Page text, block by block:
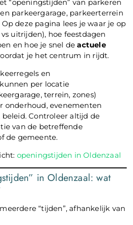
“openingstijden” van parkeren
parkeergarage, parkeerterrein
deze pagina lees je waar je op
uitrijden), hoe feestdagen
en hoe je snel deactuele
je het centrum in rijdt.
en
per locatie
terrein, zones)
onderhoud, evenementen
Controleer altijd de
van de betreffende
de gemeente.
openingstijden in Oldenzaal
in Oldenzaal: wat
“tijden”, afhankelijk van